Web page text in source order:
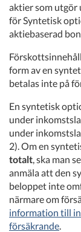
aktier som utgör
för Syntetisk
aktiebaserad
form av en
betalas inte på
En syntetisk
under
under
2). Om en
totalt , ska man
anmäla att den
beloppet inte
närmare om
information till
försäkrande